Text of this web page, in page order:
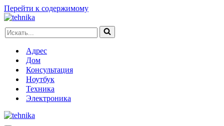
Перейти к содержимому
Искать...
Адрес
Дом
Консультация
Ноутбук
Техника
Электроника